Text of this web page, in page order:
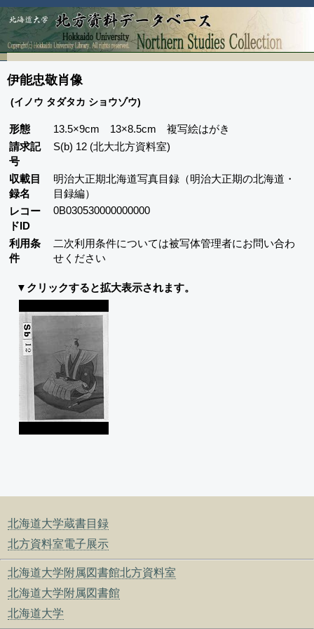
北海道大学蔵書目録
北方資料室電子展示
北海道大学附属図書館北方資料室
北海道大学附属図書館
北海道大学
伊能忠敬肖像
(イノウ タダタカ ショウゾウ)
形態
13.5×9cm 13×8.5cm 複写絵はがき
請求記
号
S(b) 12 (北大北方資料室)
収載目
録名
明治大正期北海道写真目録（明治大正期の北海道・
目録編）
レコー
ドID
0B030530000000000
利用条
件
二次利用条件については被写体管理者にお問い合わ
せください
▼クリックすると拡大表示されます。